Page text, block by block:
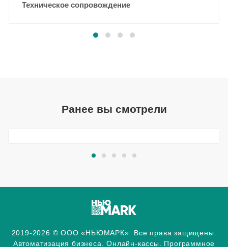
Техническое сопровождение
Ранее вы смотрели
2019-2026 © ООО «НЬЮМАРК». Все права защищены.
Автоматизация бизнеса. Онлайн-кассы. Программное